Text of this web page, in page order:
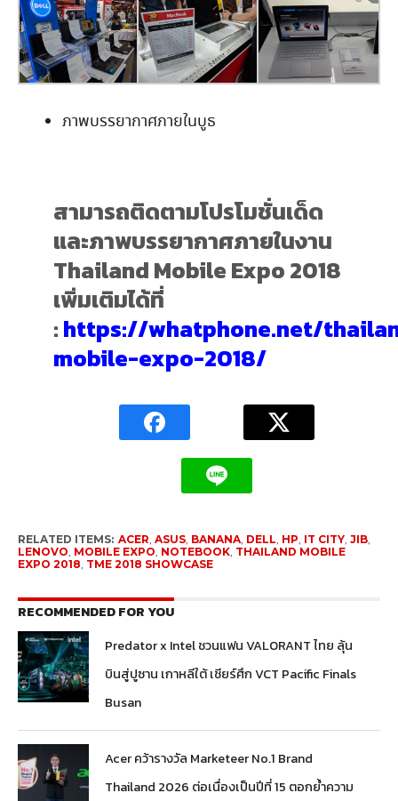
ภาพบรรยากาศภายในบูธ
สามารถติดตามโปรโมชั่นเด็ด
และภาพบรรยากาศภายในงาน
Thailand Mobile Expo 2018
เพิ่มเติมได้ที่
:https://whatphone.net/
mobile-expo-2018/
RELATED ITEMS: ACER, ASUS, BANANA, DELL, HP, IT CITY, JIB,
LENOVO, MOBILE EXPO, NOTEBOOK, THAILAND MOBILE
EXPO 2018, TME 2018 SHOWCASE
RECOMMENDED FOR YOU
Predator x Intel ชวนแฟน VALORANT ไทย ลุ้น
บินสู่ปูซาน เกาหลีใต้ เชียร์ศึก VCT Pacific Finals
Busan
Acer คว้ารางวัล Marketeer No.1 Brand
Thailand 2026 ต่อเนื่องเป็นปีที่ 15 ตอกย้ำความ